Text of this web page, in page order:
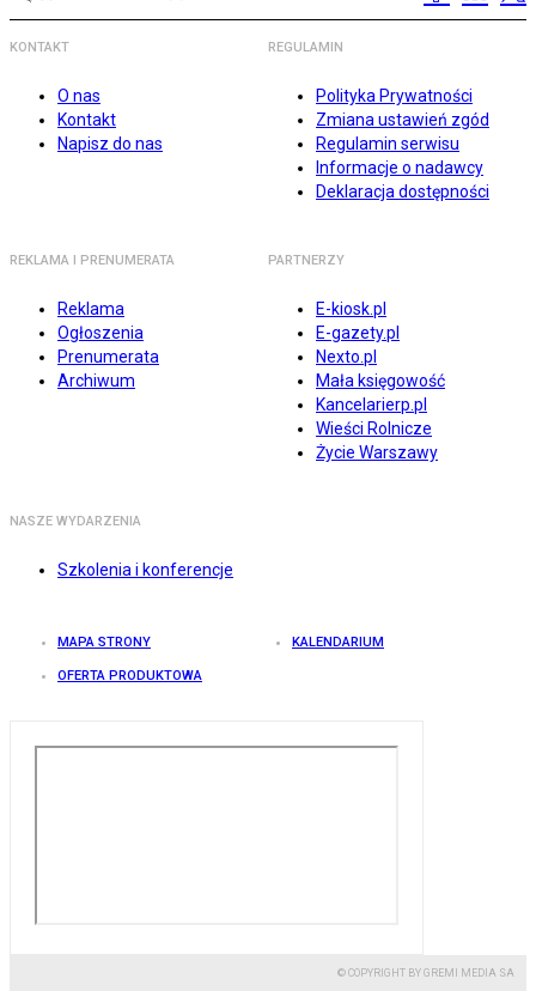
KONTAKT
O nas
Kontakt
Napisz do nas
REGULAMIN
Polityka Prywatności
Zmiana ustawień zgód
Regulamin serwisu
Informacje o nadawcy
Deklaracja dostępności
REKLAMA I PRENUMERATA
Reklama
Ogłoszenia
Prenumerata
Archiwum
PARTNERZY
E-kiosk.pl
E-gazety.pl
Nexto.pl
Mała księgowość
Kancelarierp.pl
Wieści Rolnicze
Życie Warszawy
NASZE WYDARZENIA
Szkolenia i konferencje
MAPA STRONY KALENDARIUM
OFERTA PRODUKTOWA
© COPYRIGHT BY GREMI MEDIA SA